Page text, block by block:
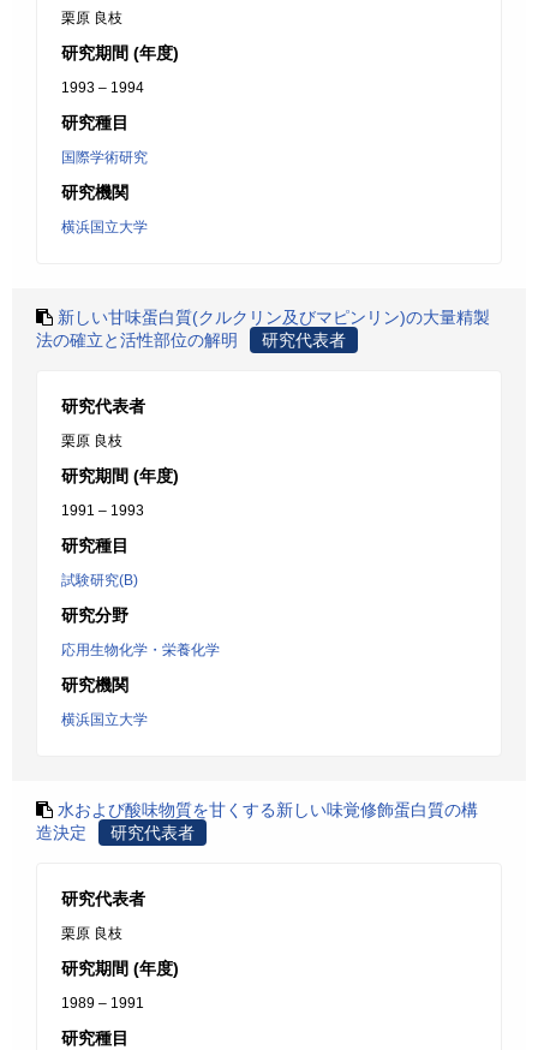
栗原 良枝
研究期間 (年度)
1993 – 1994
研究種目
国際学術研究
研究機関
横浜国立大学
新しい甘味蛋白質(クルクリン及びマピンリン)の大量精製
法の確立と活性部位の解明
研究代表者
研究代表者
栗原 良枝
研究期間 (年度)
1991 – 1993
研究種目
試験研究(B)
研究分野
応用生物化学・栄養化学
研究機関
横浜国立大学
水および酸味物質を甘くする新しい味覚修飾蛋白質の構
造決定
研究代表者
研究代表者
栗原 良枝
研究期間 (年度)
1989 – 1991
研究種目